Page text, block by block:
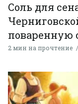
Соль для
поваренную
2 мин на прочтение